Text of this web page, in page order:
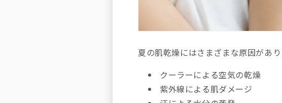
夏の肌乾燥にはさまざまな原因があ
クーラーによる空気の乾燥
紫外線による肌ダメージ